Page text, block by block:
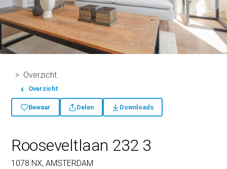
Overzicht
Overzicht
Bewaar Delen Downloads
Rooseveltlaan 232 3
1078 NX, AMSTERDAM